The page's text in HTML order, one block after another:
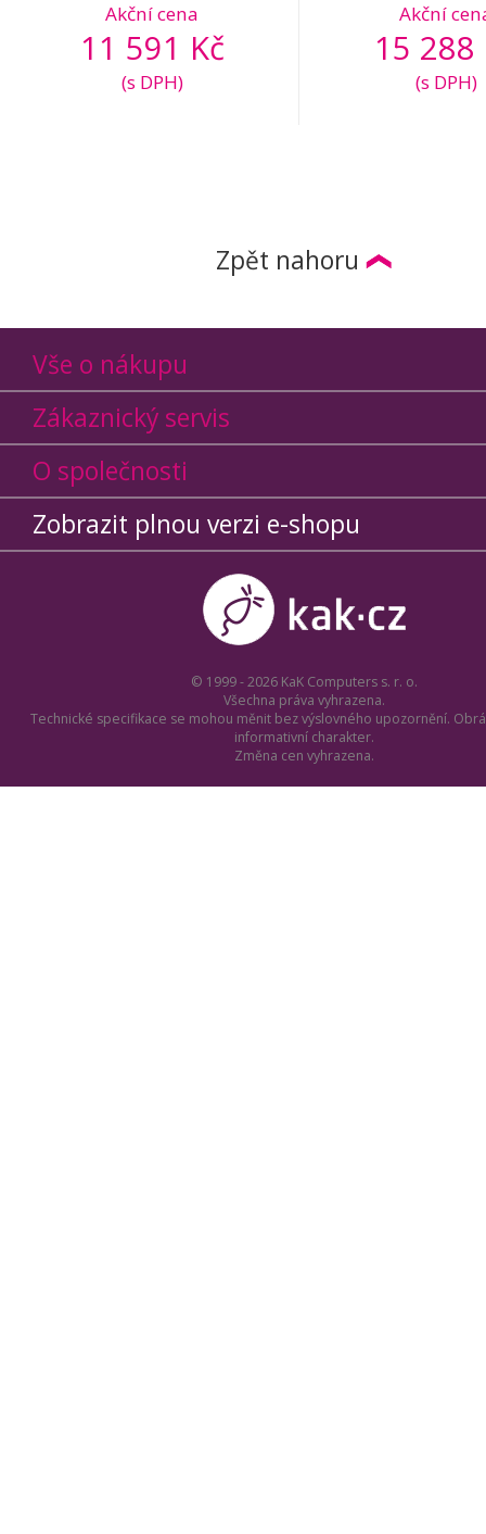
Akční cena
11 591 Kč
(s DPH)
Akční
15 288
(s DPH)
Zpět nahoru
Vše o nákupu
Zákaznický servis
O společnosti
Zobrazit plnou verzi e-shopu
© 1999 - 2026 KaK Computers s. r. o.
Všechna práva vyhrazena.
Technické specifikace se mohou měnit bez výslovného upozornění.
informativní charakter.
Změna cen vyhrazena.